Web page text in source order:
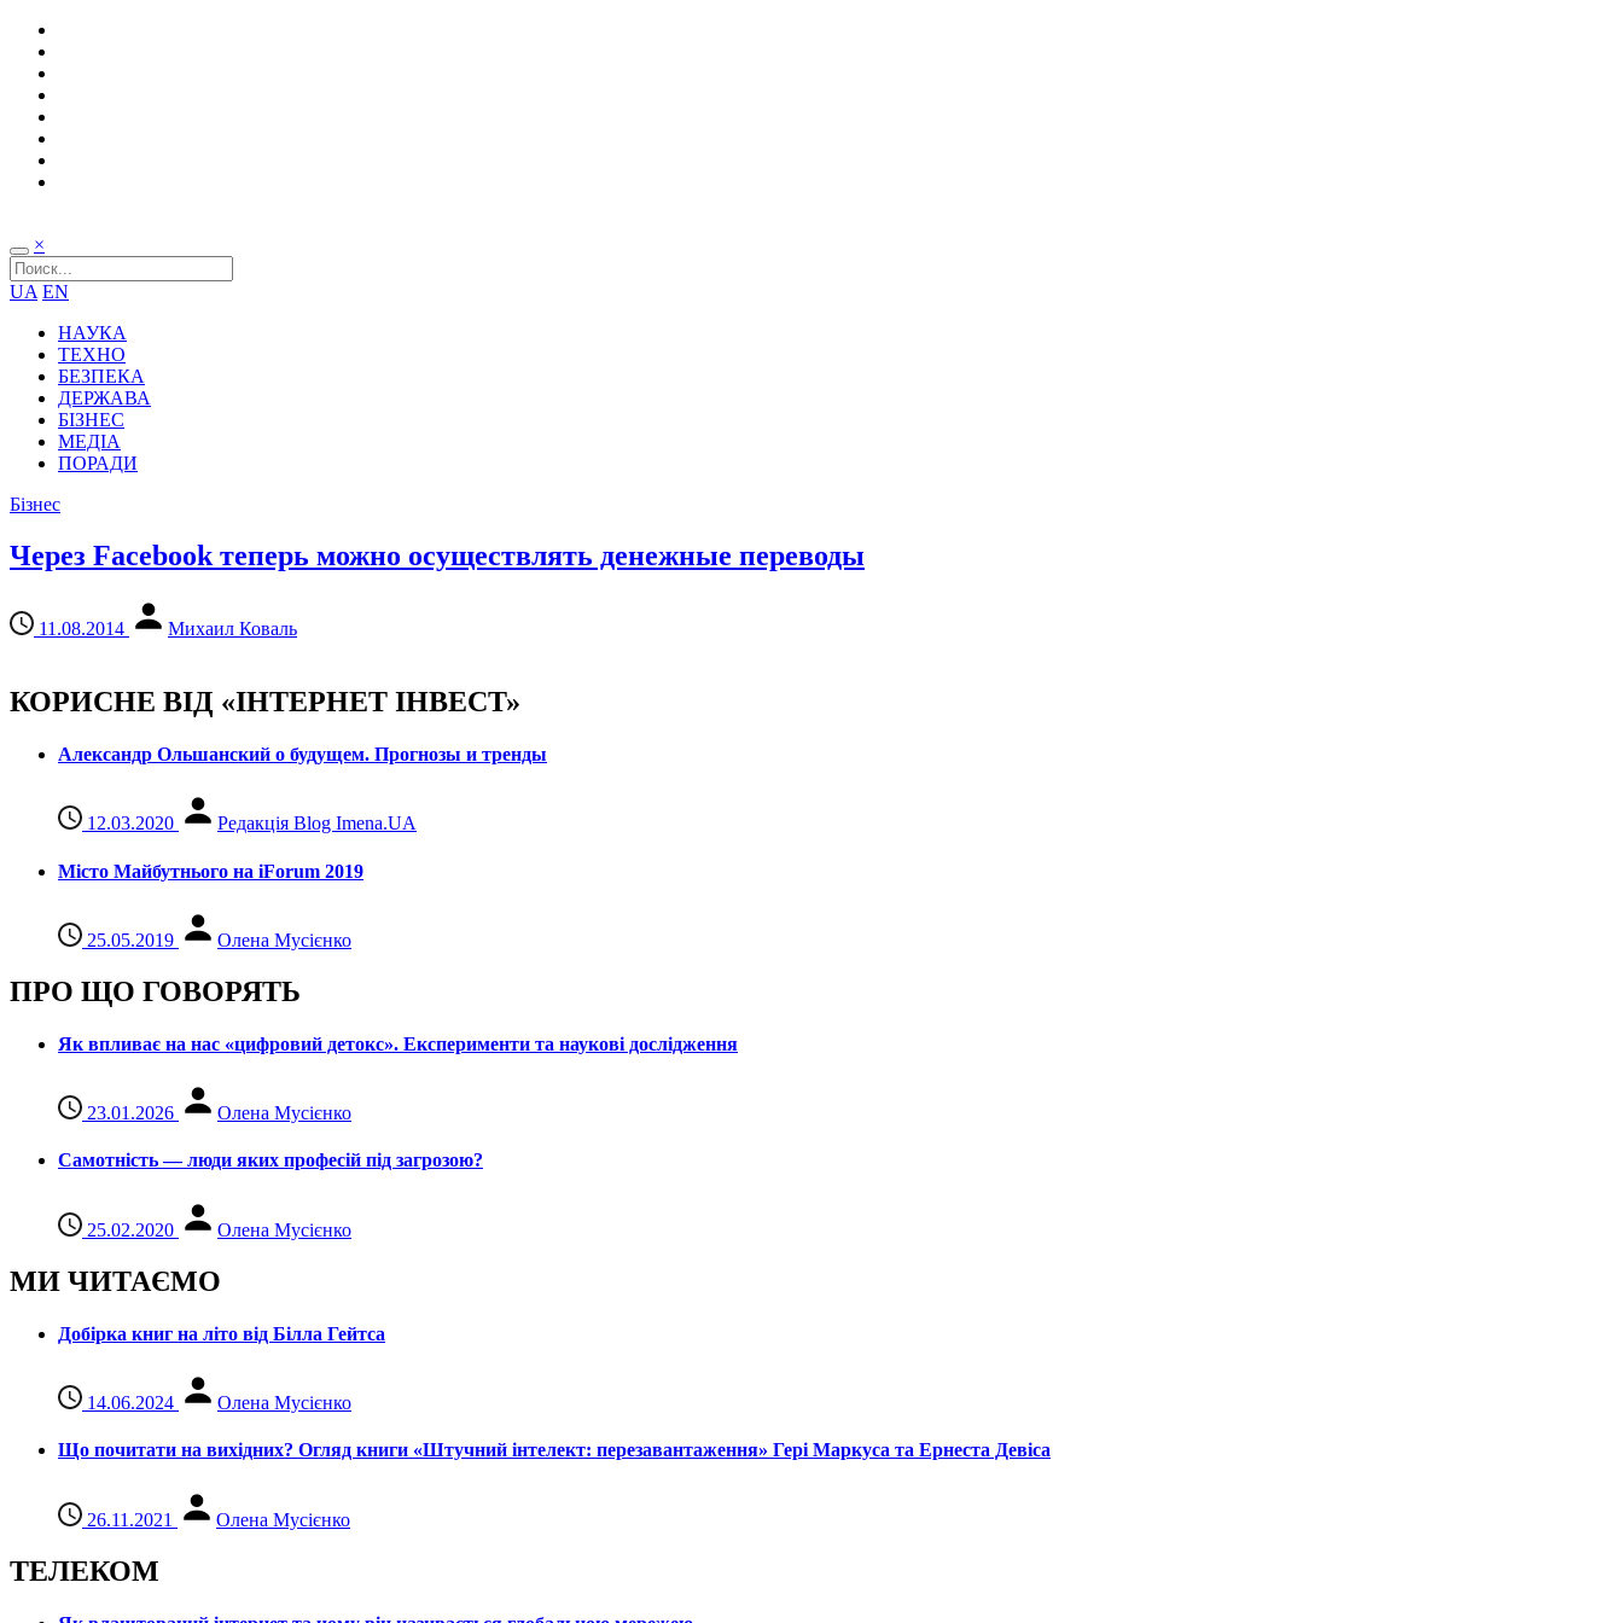
×
UA EN
НАУКА
ТЕХНО
БЕЗПЕКА
ДЕРЖАВА
БІЗНЕС
МЕДІА
ПОРАДИ
Бізнес
Через Facebook теперь можно осуществлять денежные переводы
11.08.2014 Михаил Коваль
КОРИСНЕ ВІД «ІНТЕРНЕТ ІНВЕСТ»
Александр Ольшанский о будущем. Прогнозы и тренды
12.03.2020 Редакція Blog Imena.UA
Місто Майбутнього на iForum 2019
25.05.2019 Олена Мусієнко
ПРО ЩО ГОВОРЯТЬ
Як впливає на нас «цифровий детокс». Експерименти та наукові дослідження
23.01.2026 Олена Мусієнко
Самотність — люди яких професій під загрозою?
25.02.2020 Олена Мусієнко
МИ ЧИТАЄМО
Добірка книг на літо від Білла Гейтса
14.06.2024 Олена Мусієнко
Що почитати на вихідних? Огляд книги «Штучний інтелект: перезавантаження» Гері Маркуса та Ернеста Девіса
26.11.2021 Олена Мусієнко
ТЕЛЕКОМ